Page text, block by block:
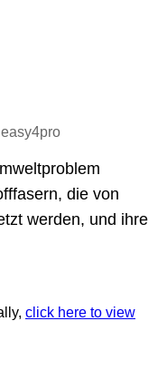
die von
werden, und ihre
click here to view